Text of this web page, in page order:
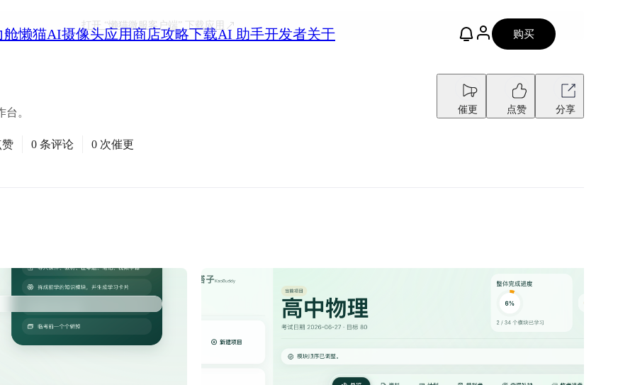
舱懒猫AI摄像头应用商店攻略下载AI 助手开发者关于 购买
打开 “懒猫微服客户端”下载应用
。 催更 点赞 分享
赞 0 条评论 0 次催更